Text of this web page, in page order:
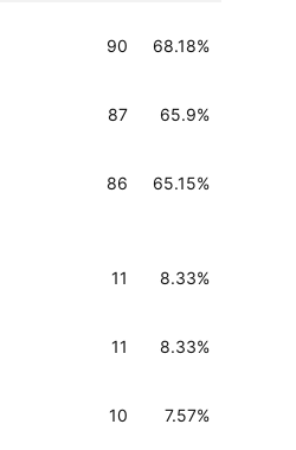
90 68.18%
87 65.9%
86 65.15%
11 8.33%
11 8.33%
10 7.57%